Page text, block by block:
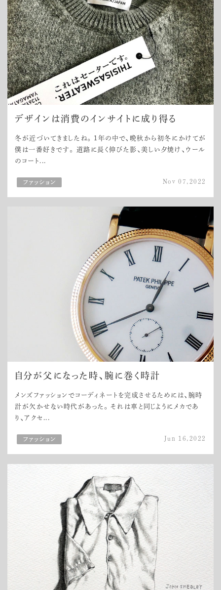
デザインは消費のインサイトに成り得る
冬が近づいてきましたね。 1年の中で、晩秋から初冬にかけてが
僕は一番好きです。 道路に長く伸びた影、美しい夕焼け、ウール
のコート...
Nov 07,2022
自分が父になった時、腕に巻く時計
メンズファッションでコーディネートを完成させるためには、腕時
計が欠かせない時代があった。 それは車と同じようにメカであ
り、アクセ...
Jun 16,2022